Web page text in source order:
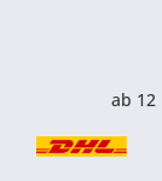
ab 12